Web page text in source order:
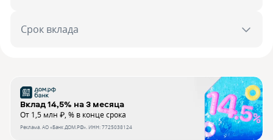
Срок вклада
Вклад 14,5% на 3 месяца
От 1,5 млн ₽, % в конце срока
Реклама. АО «Банк ДОМ.РФ». ИНН: 7725038124